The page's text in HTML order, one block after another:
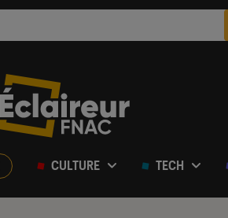
CULTURE TECH